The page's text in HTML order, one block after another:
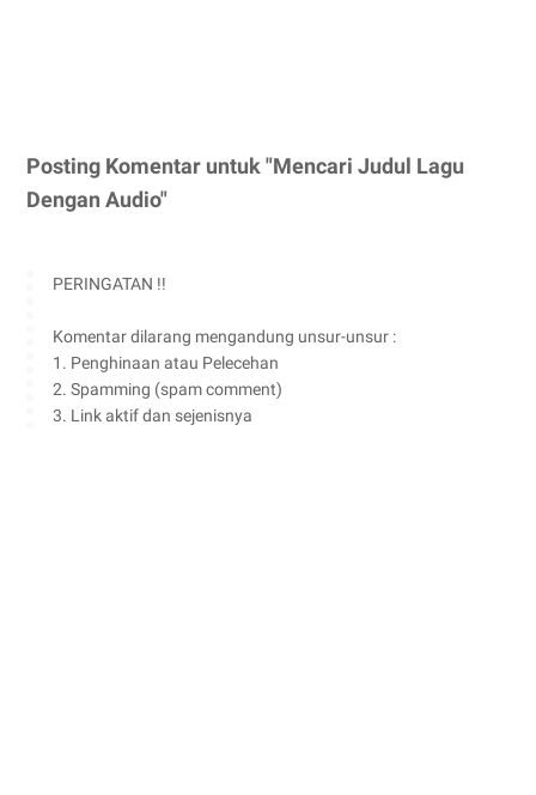
Posting Komentar untuk "Mencari Judul Lagu
Dengan Audio"
PERINGATAN !!
Komentar dilarang mengandung unsur-unsur :
1. Penghinaan atau Pelecehan
2. Spamming (spam comment)
3. Link aktif dan sejenisnya